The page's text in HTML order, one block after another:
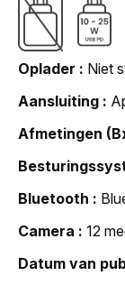
Oplader
Niet
Aansluiting
Afmetingen
Bluetooth
Camera
12
Datum van